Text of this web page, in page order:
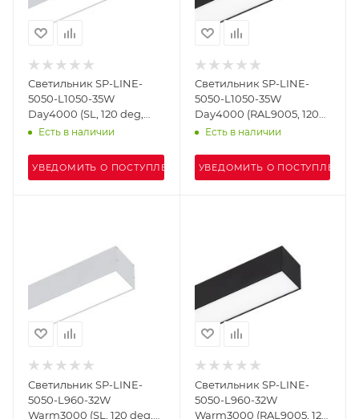
Светильник SP-LINE-
5050-L1050-35W
Day4000 (SL, 120 deg,
MOTION, 230V) IP33
Есть в наличии
УВЕДОМИТЬ О ПОСТУПЛЕНИИ
Светильник SP-LINE-
5050-L1050-35W
Day4000 (RAL9005, 120
deg, MOTION, 230V) IP33
Есть в наличии
УВЕДОМИТЬ О ПОСТУПЛЕНИИ
Светильник SP-LINE-
5050-L960-32W
Warm3000 (SL, 120 deg,
Светильник SP-LINE-
5050-L960-32W
Warm3000 (RAL9005, 120